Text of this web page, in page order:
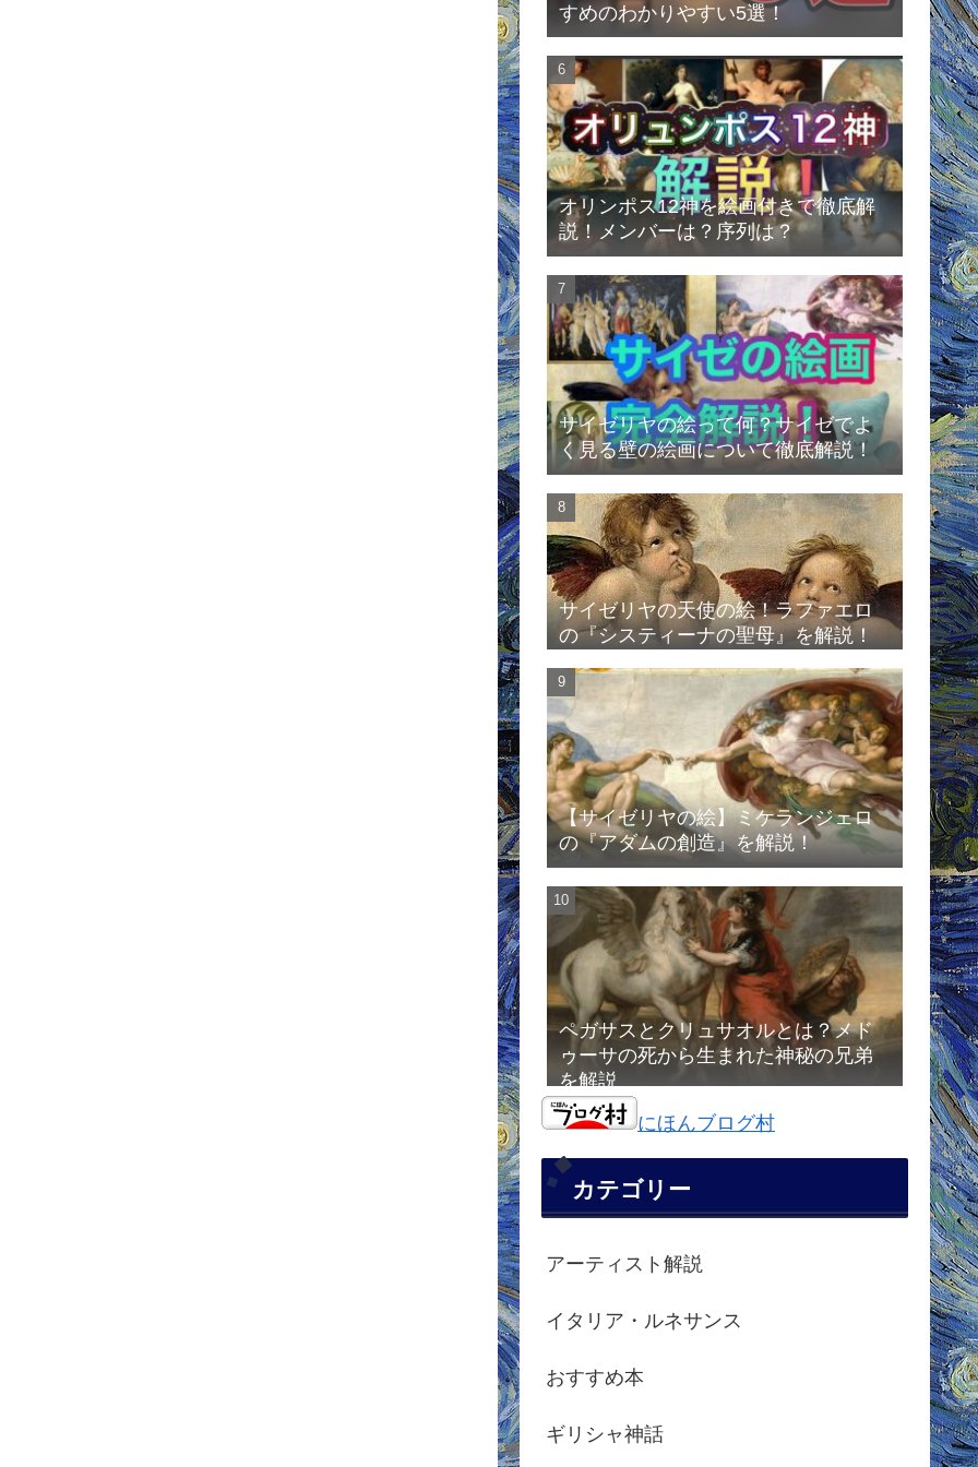
すめのわかりやすい5選！
オリンポス12神を絵画付きで徹底解
説！メンバーは？序列は？
サイゼリヤの絵って何？サイゼでよ
く見る壁の絵画について徹底解説！
サイゼリヤの天使の絵！ラファエロ
の『システィーナの聖母』を解説！
【サイゼリヤの絵】ミケランジェロ
の『アダムの創造』を解説！
ペガサスとクリュサオルとは？メド
ゥーサの死から生まれた神秘の兄弟
を解説
にほんブログ村
カテゴリー
アーティスト解説
イタリア・ルネサンス
おすすめ本
ギリシャ神話